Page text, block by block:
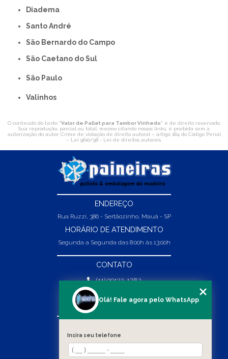
Diadema
Santo André
São Bernardo do Campo
São Caetano do Sul
São Paulo
Valinhos
O conteúdo do texto "Valor de Pallet para Tambor Vinhedo" é de direito reservado.
Sua reprodução, parcial ou total, mesmo citando nossos links, é proibida sem a
autorização do autor. Crime de violação de direito autoral – artigo 184 do Código Penal
– Lei 9610/98 - Lei de direitos autorais.
ENDEREÇO
Rua Ruzzi, 386 - Sertãozinho, Mauá - SP
HORÁRIO DE ATENDIMENTO
Segunda a Segunda das 8:00h às 13:00h
CONTATO
(11) 99132-1783
(11) 99132-1783
vendas@abpaineiras.com.br
SOBRE NÓS
Olá! Fale agora pelo WhatsApp
Insira seu telefone